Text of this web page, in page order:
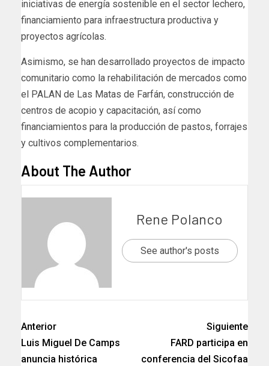
iniciativas de energía sostenible en el sector lechero,
financiamiento para infraestructura productiva y
proyectos agrícolas.
Asimismo, se han desarrollado proyectos de impacto
comunitario como la rehabilitación de mercados como
el PALAN de Las Matas de Farfán, construcción de
centros de acopio y capacitación, así como
financiamientos para la producción de pastos, forrajes
y cultivos complementarios.
About The Author
Rene Polanco
See author's posts
Anterior
Luis Miguel De Camps
anuncia histórica
Siguiente
FARD participa en
conferencia del Sicofaa